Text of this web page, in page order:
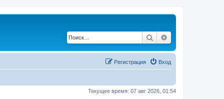
Поиск
Вход
Регистрация
Текущее время: 07 авг 2026, 01:54